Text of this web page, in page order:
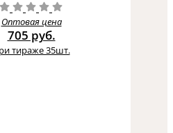
Оптовая цена
705 руб.
тираже 35шт.